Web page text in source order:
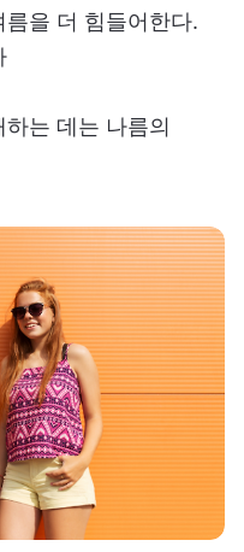
을 더 힘들어한다.
는 데는 나름의